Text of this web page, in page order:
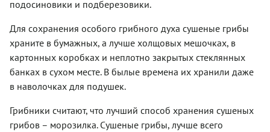
подосиновики и подберезовики.
Для сохранения особого грибного духа сушеные грибы
храните в бумажных, а лучше холщовых мешочках, в
картонных коробках и неплотно закрытых стеклянных
банках в сухом месте. В былые времена их хранили даже
в наволочках для подушек.
Грибники считают, что лучший способ хранения сушеных
грибов – морозилка. Сушеные грибы, лучше всего